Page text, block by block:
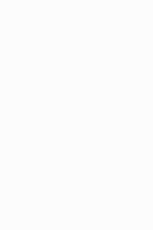
ser fatal (vide itens 4. O QUE
do fígado), hepatite aguda